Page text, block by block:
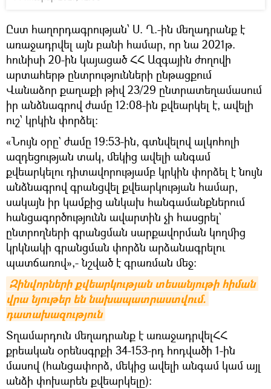
Ըստ հաղորդագրության՝ Ս. Ղ.-ին մեղադրանք է
առաջադրվել այն բանի համար, որ նա 2021թ.
հունիսի 20-ին կայացած ՀՀ Ազգային ժողովի
արտահերթ ընտրությունների ընթացքում
Վանաձոր քաղաքի թիվ 23/29 ընտրատեղամասում
իր անձնագրով ժամը 12:08-ին քվեարկել է, ավելի
ուշ՝ կրկին փորձել։
«Նույն օրը` ժամը 19:53-ին, գտնվելով ալկոհոլի
ազդեցության տակ, մեկից ավելի անգամ
քվեարկելու դիտավորությամբ կրկին փորձել է նույն
անձնագրով գրանցվել քվեարկության համար,
սակայն իր կամքից անկախ հանգամանքներում
հանցագործությունն ավարտին չի հասցրել`
ընտրողների գրանցման սարքավորման կողմից
կրկնակի գրանցման փորձն արձանագրելու
պատճառով»,- նշված է գրառման մեջ։
Զինվորների քվեարկության տեսանյութի հիման
վրա նյութեր են նախապատրաստվում.
դատախազություն
Տղամարդուն մեղադրանք է առաջադրվելՀՀ
քրեական օրենսգրքի 34-153-րդ հոդվածի 1-ին
մասով (հանցափորձ, մեկից ավելի անգամ կամ այլ
անձի փոխարեն քվեարկելը)։